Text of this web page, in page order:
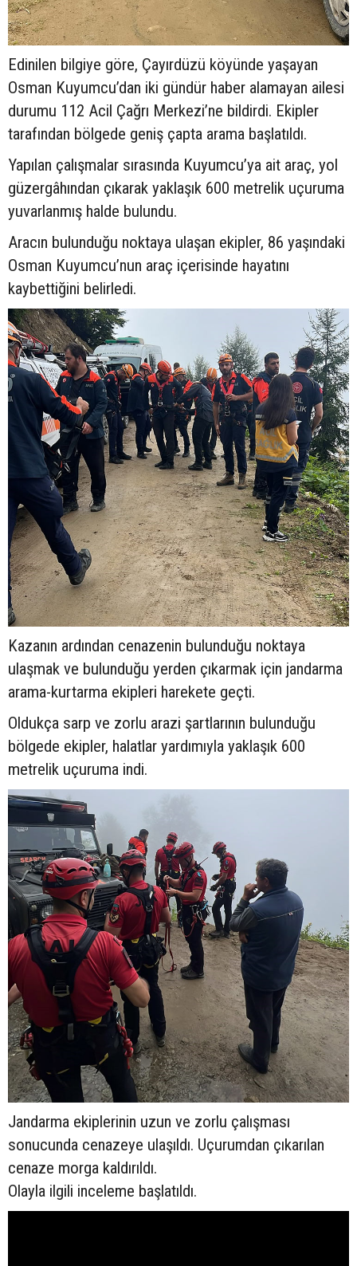
Edinilen bilgiye göre, Çayırdüzü köyünde yaşayan
Osman Kuyumcu’dan iki gündür haber alamayan ailesi
durumu 112 Acil Çağrı Merkezi’ne bildirdi. Ekipler
tarafından bölgede geniş çapta arama başlatıldı.
Yapılan çalışmalar sırasında Kuyumcu’ya ait araç, yol
güzergâhından çıkarak yaklaşık 600 metrelik uçuruma
yuvarlanmış halde bulundu.
Aracın bulunduğu noktaya ulaşan ekipler, 86 yaşındaki
Osman Kuyumcu’nun araç içerisinde hayatını
kaybettiğini belirledi.
Kazanın ardından cenazenin bulunduğu noktaya
ulaşmak ve bulunduğu yerden çıkarmak için jandarma
arama-kurtarma ekipleri harekete geçti.
Oldukça sarp ve zorlu arazi şartlarının bulunduğu
bölgede ekipler, halatlar yardımıyla yaklaşık 600
metrelik uçuruma indi.
Jandarma ekiplerinin uzun ve zorlu çalışması
sonucunda cenazeye ulaşıldı. Uçurumdan çıkarılan
cenaze morga kaldırıldı.
Olayla ilgili inceleme başlatıldı.